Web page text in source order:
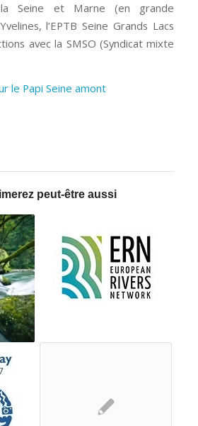
Seine et Marne (en grande
l’EPTB Seine Grands Lacs
avec la SMSO (Syndicat mixte
le Papi Seine amont
peut-être aussi